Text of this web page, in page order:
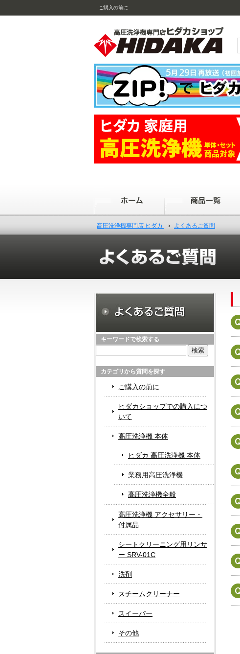
ご購入の前に
高圧洗浄機専門店 ヒダカ › よくあるご質問
キーワードで検索する
検
索:
カテゴリから質問を探す
ご購入の前に
ヒダカショップでの購入につ
いて
高圧洗浄機 本体
ヒダカ 高圧洗浄機 本体
業務用高圧洗浄機
高圧洗浄機全般
高圧洗浄機 アクセサリー・
付属品
シートクリーニング用リンサ
ー SRV-01C
洗剤
スチームクリーナー
スイーパー
その他